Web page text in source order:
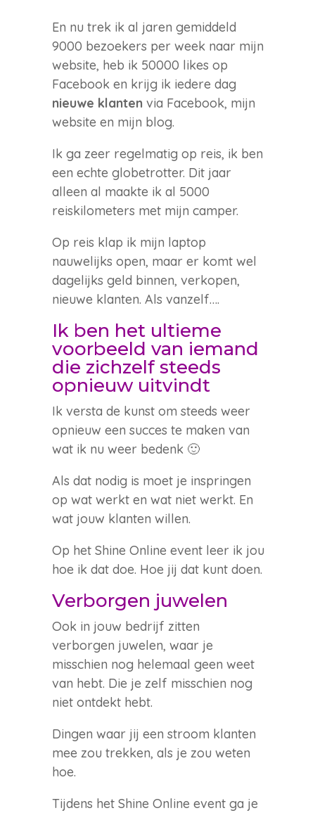
En nu trek ik al jaren gemiddeld
9000 bezoekers per week naar mijn
website, heb ik 50000 likes op
Facebook en krijg ik iedere dag
nieuwe klanten via Facebook, mijn
website en mijn blog.
Ik ga zeer regelmatig op reis, ik ben
een echte globetrotter. Dit jaar
alleen al maakte ik al 5000
reiskilometers met mijn camper.
Op reis klap ik mijn laptop
nauwelijks open, maar er komt wel
dagelijks geld binnen, verkopen,
nieuwe klanten. Als vanzelf….
Ik ben het ultieme
voorbeeld van iemand
die zichzelf steeds
opnieuw uitvindt
Ik versta de kunst om steeds weer
opnieuw een succes te maken van
wat ik nu weer bedenk 🙂
Als dat nodig is moet je inspringen
op wat werkt en wat niet werkt. En
wat jouw klanten willen.
Op het Shine Online event leer ik jou
hoe ik dat doe. Hoe jij dat kunt doen.
Verborgen juwelen
Ook in jouw bedrijf zitten
verborgen juwelen, waar je
misschien nog helemaal geen weet
van hebt. Die je zelf misschien nog
niet ontdekt hebt.
Dingen waar jij een stroom klanten
mee zou trekken, als je zou weten
hoe.
Tijdens het Shine Online event ga je